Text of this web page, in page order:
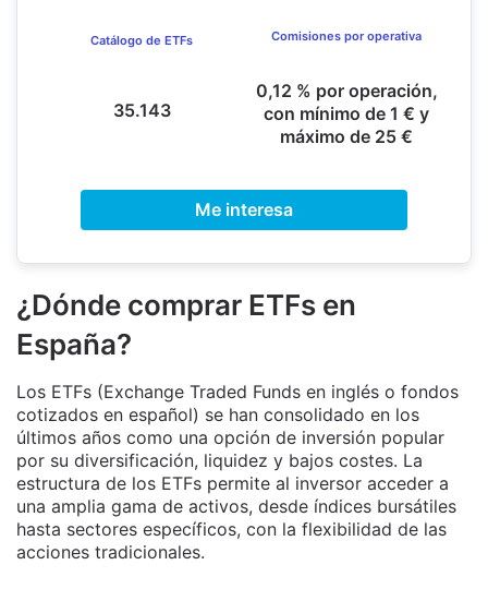
Catálogo de ETFs
35.143
Comisiones por operativa
0,12 % por operación,
con mínimo de 1 € y
máximo de 25 €
Me interesa
¿Dónde comprar ETFs en
España?
Los ETFs (Exchange Traded Funds en inglés o fondos
cotizados en español) se han consolidado en los
últimos años como una opción de inversión popular
por su diversificación, liquidez y bajos costes. La
estructura de los ETFs permite al inversor acceder a
una amplia gama de activos, desde índices bursátiles
hasta sectores específicos, con la flexibilidad de las
acciones tradicionales.